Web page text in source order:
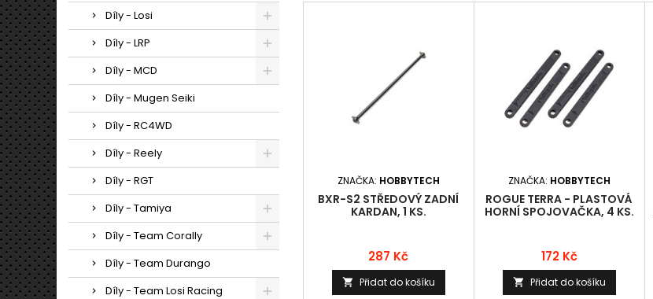
Díly - Losi
Díly - LRP
Díly - MCD
Díly - Mugen Seiki
Díly - RC4WD
Díly - Reely
Díly - RGT
Díly - Tamiya
Díly - Team Corally
Díly - Team Durango
Díly - Team Losi Racing
ZNAČKA: HOBBYTECH
BXR-S2 STŘEDOVÝ ZADNÍ
KARDAN, 1 KS.
Cena
287 Kč
 Přidat do košíku
ZNAČKA: HOBBYTECH
ROGUE TERRA - PLASTOVÁ
HORNÍ SPOJOVAČKA, 4 KS.
Cena
172 Kč
 Přidat do košíku